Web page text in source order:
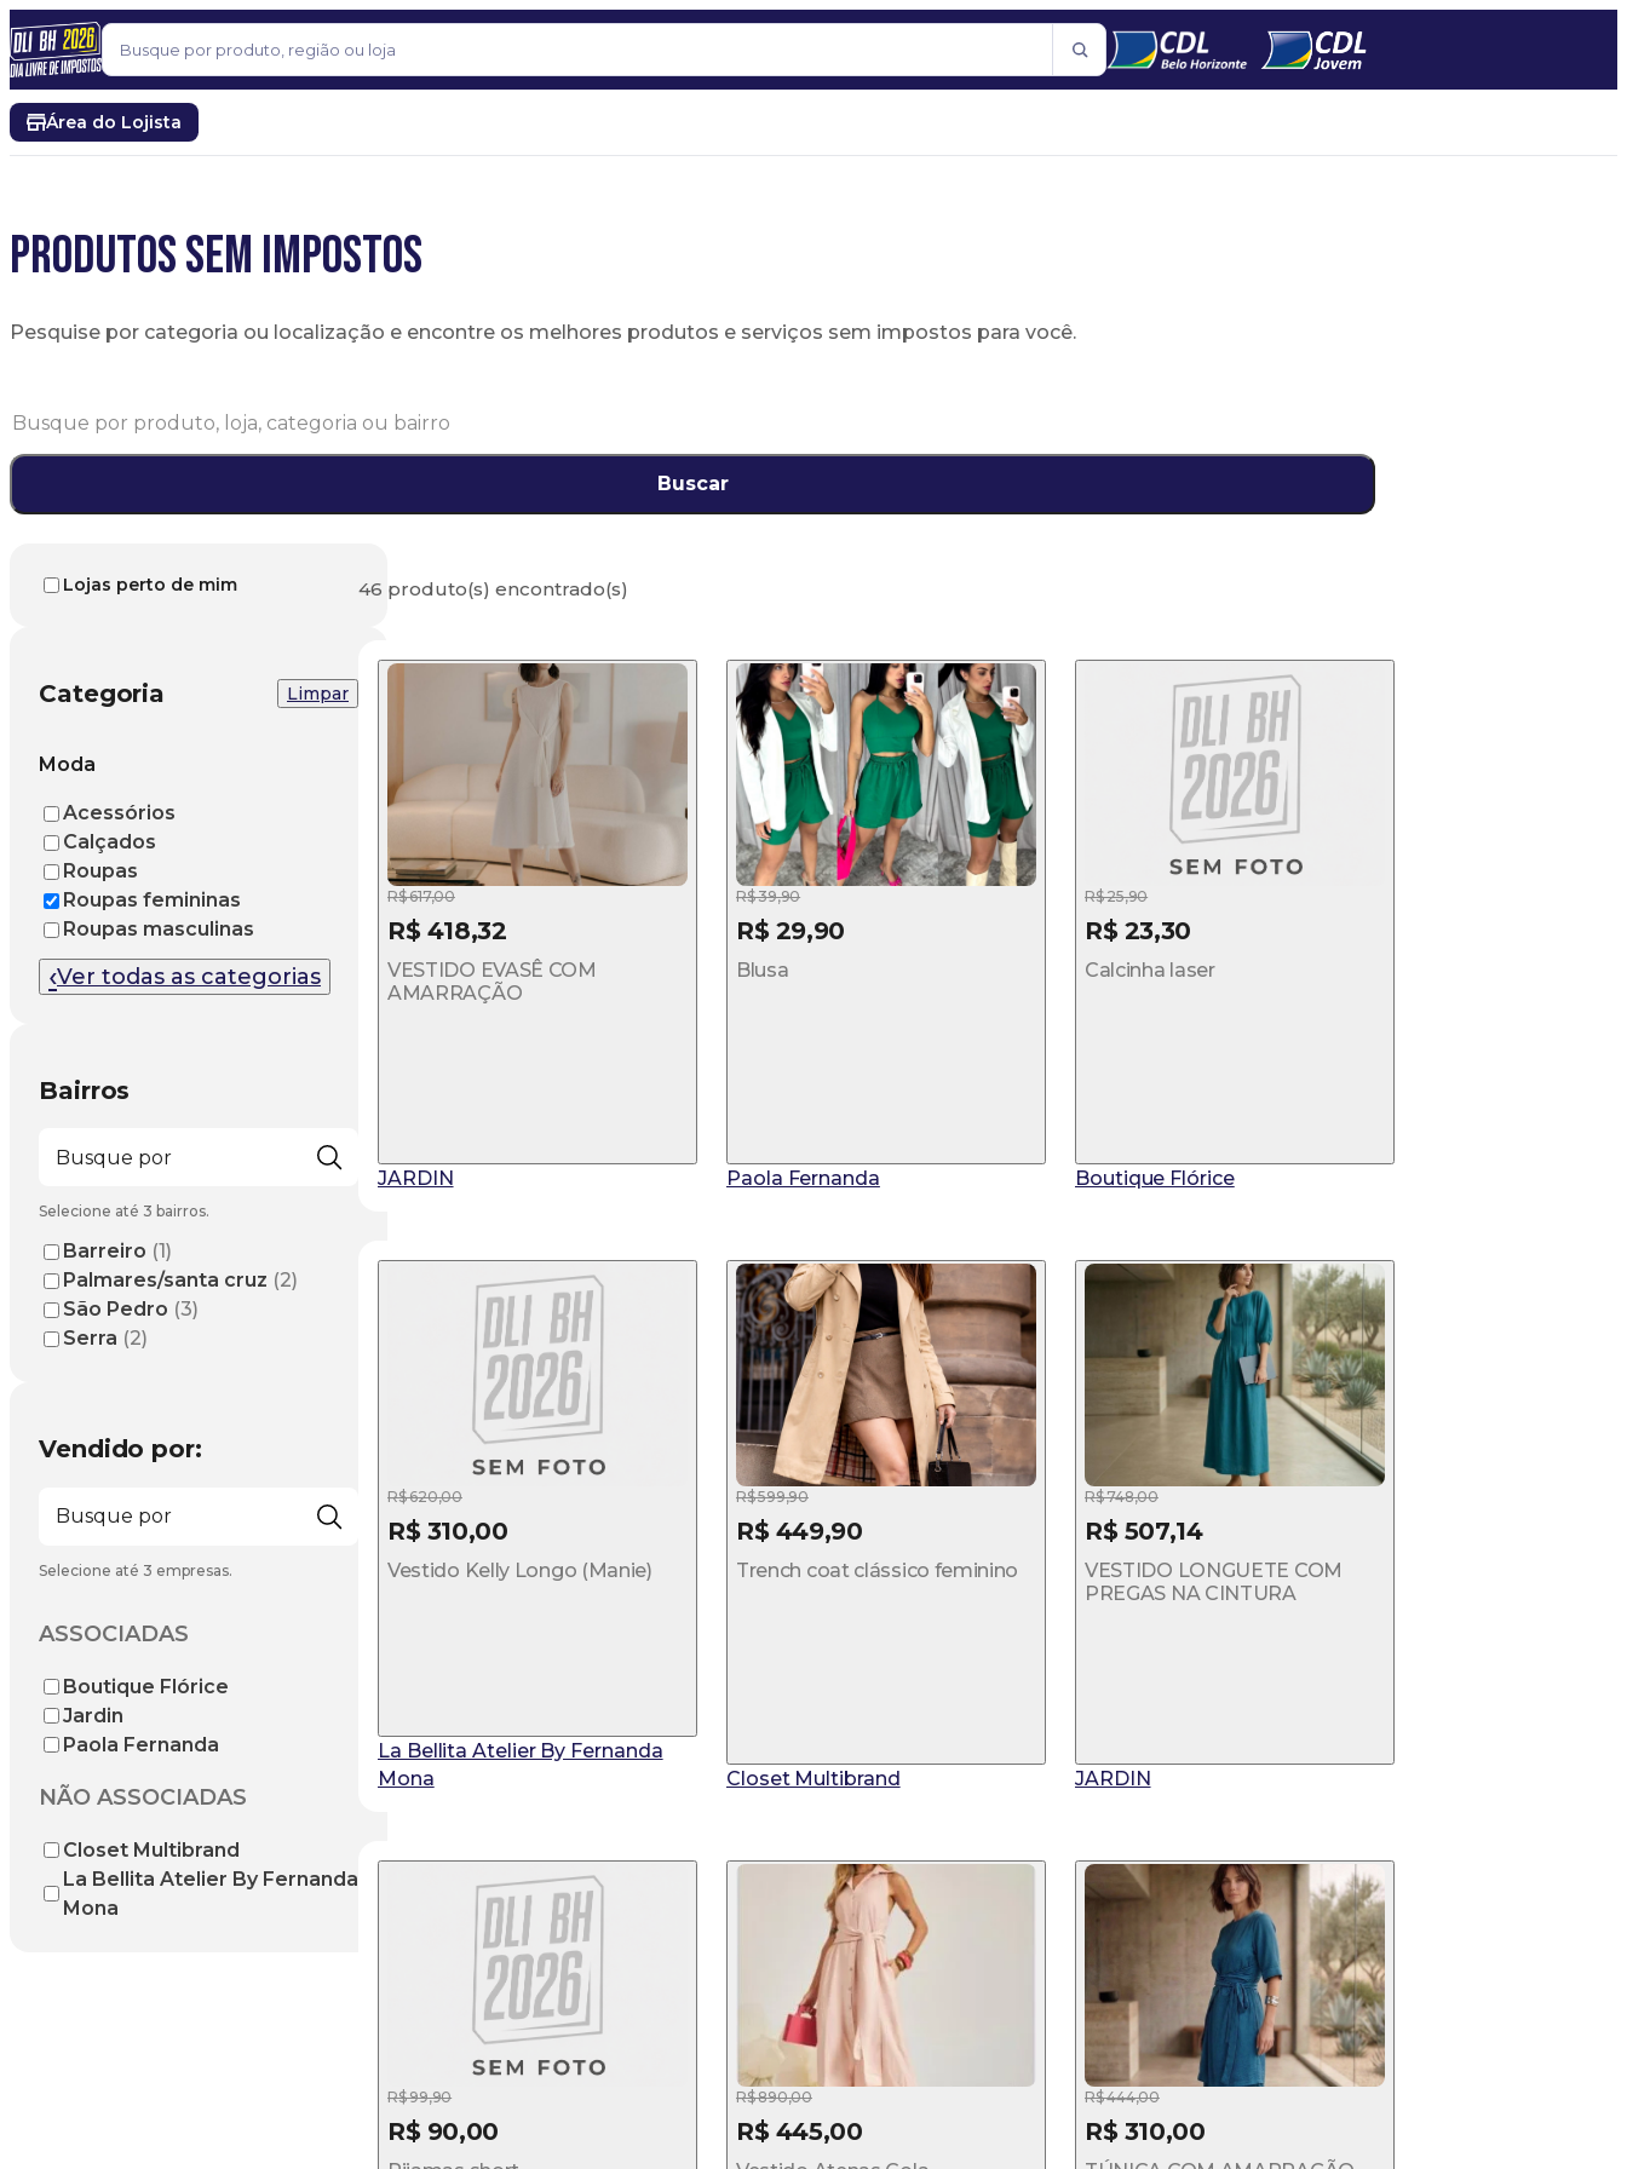
Pular para o conteúdo
Buscar
Área do Lojista
PRODUTOS SEM IMPOSTOS
Pesquise por categoria ou localização e encontre os melhores produtos e serviços sem impostos para você.
Buscar
Lojas perto de mim
Categoria Limpar
Moda
Acessórios
Calçados
Roupas
Roupas femininas
Roupas masculinas
‹Ver todas as categorias
Bairros
Selecione até 3 bairros.
Barreiro (1)
Palmares/santa cruz (2)
São Pedro (3)
Serra (2)
Vendido por:
Selecione até 3 empresas.
ASSOCIADAS
Boutique Flórice
Jardin
Paola Fernanda
NÃO ASSOCIADAS
Closet Multibrand
La Bellita Atelier By Fernanda
Mona
46 produto(s) encontrado(s)
R$ 617,00
R$ 418,32
VESTIDO EVASÊ COM
AMARRAÇÃO
JARDIN
R$ 39,90
R$ 29,90
Blusa
Paola Fernanda
R$ 25,90
R$ 23,30
Calcinha laser
Boutique Flórice
R$ 620,00
R$ 310,00
Vestido Kelly Longo (Manie)
La Bellita Atelier By Fernanda
Mona
R$ 599,90
R$ 449,90
Trench coat clássico feminino
Closet Multibrand
R$ 748,00
R$ 507,14
VESTIDO LONGUETE COM
PREGAS NA CINTURA
JARDIN
R$ 99,90
R$ 90,00
R$ 890,00
R$ 445,00
R$ 444,00
R$ 310,00